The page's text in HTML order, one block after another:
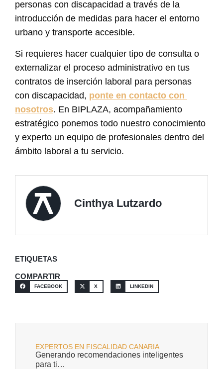
personas con discapacidad a través de la
introducción de medidas para hacer el entorno
urbano y transporte accesible.
Si requieres hacer cualquier tipo de consulta o
externalizar el proceso administrativo en tus
contratos de inserción laboral para personas
con discapacidad, ponte en contacto con
nosotros. En BIPLAZA, acompañamiento
estratégico ponemos todo nuestro conocimiento
y experto un equipo de profesionales dentro del
ámbito laboral a tu servicio.
Cinthya Lutzardo
ETIQUETAS
COMPARTIR
FACEBOOK X LINKEDIN
EXPERTOS EN FISCALIDAD CANARIA
Generando recomendaciones inteligentes
para ti…